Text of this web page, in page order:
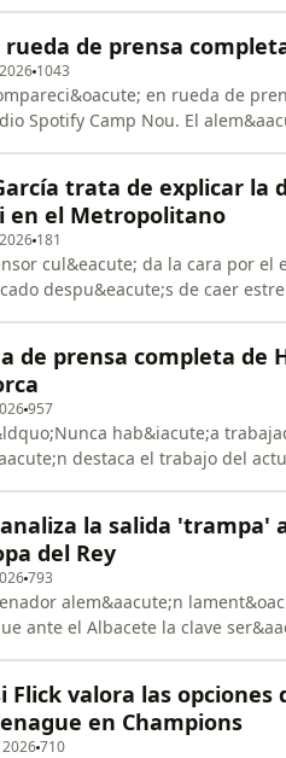
rueda de prensa
1043
en rueda de
Spotify Camp Nou. El
trata de explicar la
en el Metropolitano
181
cul&eacute; da la cara por
despu&eacute;s de caer
de prensa completa de
957
hab&iacute;a
destaca el trabajo del
la salida 'trampa'
del Rey
793
alem&aacute;n
ante el Albacete la clave
Flick valora las
en Champions
710